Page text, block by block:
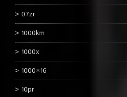
07zr
1000km
1000x
1000×16
10pr